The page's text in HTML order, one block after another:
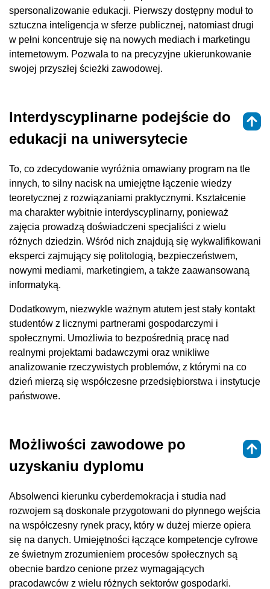
spersonalizowanie edukacji. Pierwszy dostępny moduł to
sztuczna inteligencja w sferze publicznej, natomiast drugi
w pełni koncentruje się na nowych mediach i marketingu
internetowym. Pozwala to na precyzyjne ukierunkowanie
swojej przyszłej ścieżki zawodowej.
Interdyscyplinarne podejście do
edukacji na uniwersytecie
To, co zdecydowanie wyróżnia omawiany program na tle
innych, to silny nacisk na umiejętne łączenie wiedzy
teoretycznej z rozwiązaniami praktycznymi. Kształcenie
ma charakter wybitnie interdyscyplinarny, ponieważ
zajęcia prowadzą doświadczeni specjaliści z wielu
różnych dziedzin. Wśród nich znajdują się wykwalifikowani
eksperci zajmujący się politologią, bezpieczeństwem,
nowymi mediami, marketingiem, a także zaawansowaną
informatyką.
Dodatkowym, niezwykle ważnym atutem jest stały kontakt
studentów z licznymi partnerami gospodarczymi i
społecznymi. Umożliwia to bezpośrednią pracę nad
realnymi projektami badawczymi oraz wnikliwe
analizowanie rzeczywistych problemów, z którymi na co
dzień mierzą się współczesne przedsiębiorstwa i instytucje
państwowe.
Możliwości zawodowe po
uzyskaniu dyplomu
Absolwenci kierunku cyberdemokracja i studia nad
rozwojem są doskonale przygotowani do płynnego wejścia
na współczesny rynek pracy, który w dużej mierze opiera
się na danych. Umiejętności łączące kompetencje cyfrowe
ze świetnym zrozumieniem procesów społecznych są
obecnie bardzo cenione przez wymagających
pracodawców z wielu różnych sektorów gospodarki.